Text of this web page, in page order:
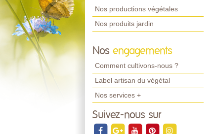
Nos productions végétales
Nos produits jardin
Nos engagements
Comment cultivons-nous ?
Label artisan du végétal
Nos services +
Suivez-nous sur